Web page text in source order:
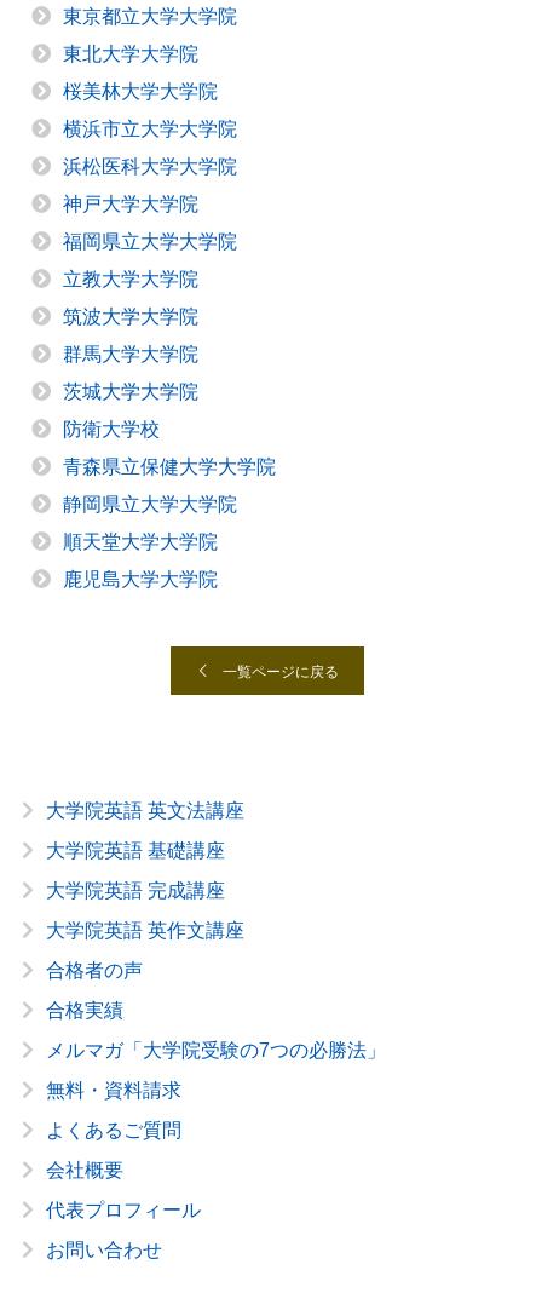
東京都立大学大学院
東北大学大学院
桜美林大学大学院
横浜市立大学大学院
浜松医科大学大学院
神戸大学大学院
福岡県立大学大学院
立教大学大学院
筑波大学大学院
群馬大学大学院
茨城大学大学院
防衛大学校
青森県立保健大学大学院
静岡県立大学大学院
順天堂大学大学院
鹿児島大学大学院
一覧ページに戻る
大学院英語 英文法講座
大学院英語 基礎講座
大学院英語 完成講座
大学院英語 英作文講座
合格者の声
合格実績
メルマガ「大学院受験の7つの必勝法」
無料・資料請求
よくあるご質問
会社概要
代表プロフィール
お問い合わせ